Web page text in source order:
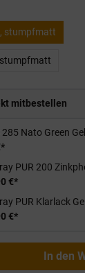
stumpfmatt
mitbestellen
€*
€*
Gib denIn den